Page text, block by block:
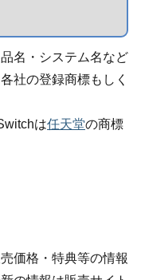
名・システム名など
社の登録商標もしく
は任天堂の商標
価格・特典等の情報